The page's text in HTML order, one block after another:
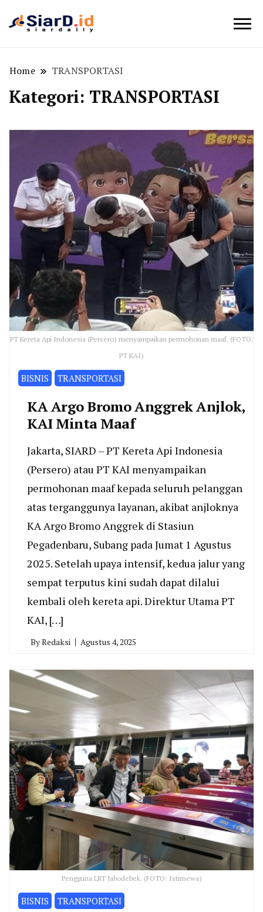
Home TRANSPORTASI
Kategori: TRANSPORTASI
PT Kereta Api Indonesia (Persero) menyampaikan permohonan maaf. (FOTO:
PT KAI)
BISNIS TRANSPORTASI
KA Argo Bromo Anggrek Anjlok,
KAI Minta Maaf
Jakarta, SIARD – PT Kereta Api Indonesia
(Persero) atau PT KAI menyampaikan
permohonan maaf kepada seluruh pelanggan
atas terganggunya layanan, akibat anjloknya
KA Argo Bromo Anggrek di Stasiun
Pegadenbaru, Subang pada Jumat 1 Agustus
2025. Setelah upaya intensif, kedua jalur yang
sempat terputus kini sudah dapat dilalui
kembali oleh kereta api. Direktur Utama PT
KAI, […]
ByRedaksi Agustus 4, 2025
Pengguna LRT Jabodebek. (FOTO: Istimewa)
BISNIS TRANSPORTASI